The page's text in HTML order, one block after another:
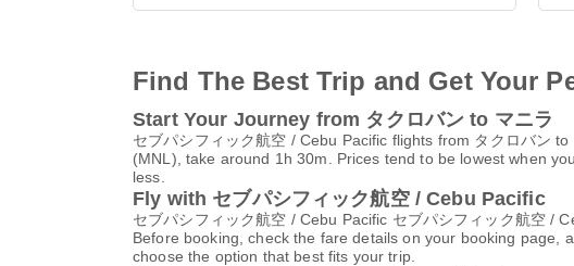
Find The Best Trip and Get Your
Start Your Journey from タクロバン to マニラ
セブパシフィック航空 / Cebu Pacific flights from タクロバン
(MNL), take around 1h 30m. Prices tend to be lowest when
less.
Fly with セブパシフィック航空 / Cebu Pacific
セブパシフィック航空 / Cebu Pacific セブパシフィック航空 /
Before booking, check the fare details on your booking page,
choose the option that best fits your trip.